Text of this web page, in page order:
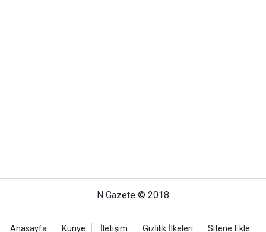
N Gazete © 2018
Anasayfa Künye İletişim Gizlilik İlkeleri Sitene Ekle